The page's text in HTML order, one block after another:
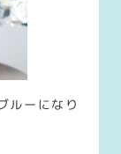
ルーになり